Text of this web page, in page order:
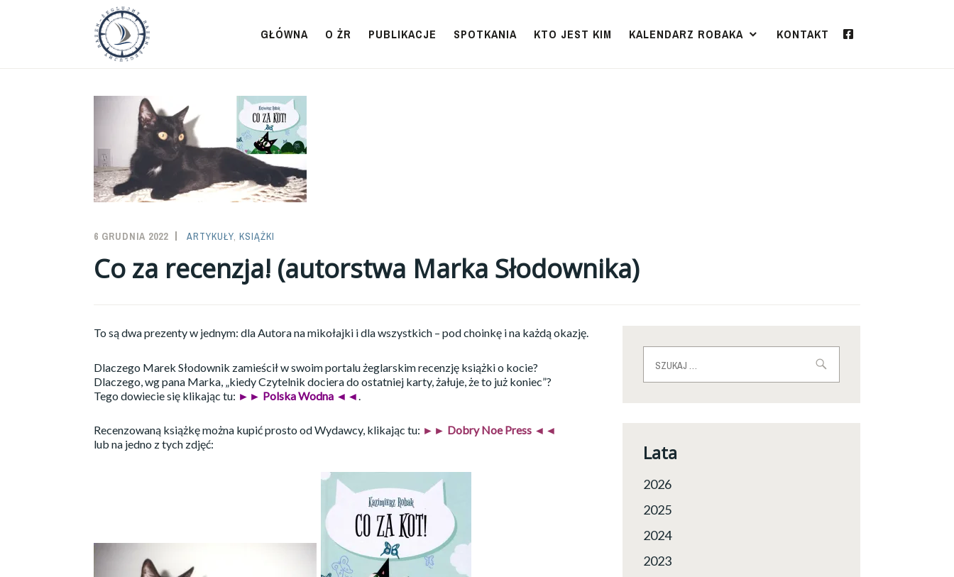
GŁÓWNA O ŻR PUBLIKACJE SPOTKANIA KTO JEST KIM KALENDARZ ROBAKA KONTAKT
6 GRUDNIA 2022
SAILOR-
ARTYKUŁY, KSIĄŻKI
Co za recenzja! (autorstwa Marka Słodownika)
To są dwa prezenty w jednym: dla Autora na mikołajki i dla wszystkich – pod choinkę i na każdą okazję.
Dlaczego Marek Słodownik zamieścił w swoim portalu żeglarskim recenzję książki o kocie?
Dlaczego, wg pana Marka, „kiedy Czytelnik dociera do ostatniej karty, żałuje, że to już koniec”?
Tego dowiecie się klikając tu: ►► Polska Wodna ◄◄
Recenzowaną książkę można kupić prosto od Wydawcy, klikając tu: ►► Dobry Noe Press ◄◄
lub na jedno z tych zdjęć:
Lata
2026
2025
2024
2023